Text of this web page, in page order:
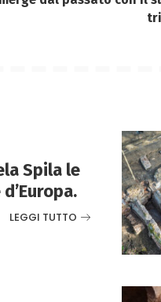
Spila le
LEGGI TUTTO